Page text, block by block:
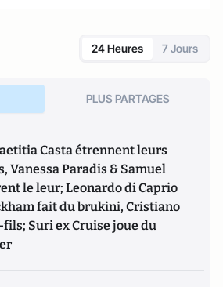
24 Heures 7 Jours
PLUS PARTAGES
Casta étrennent leurs
Vanessa Paradis & Samuel
le leur; Leonardo di Caprio
fait du brukini, Cristiano
Suri ex Cruise joue du